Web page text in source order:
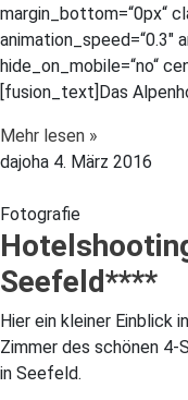
margin_bottom=“0px“
animation_speed=“0.3″
hide_on_mobile=“no“
[fusion_text]Das
Mehr lesen »
dajoha 4. März 2016
Fotografie
Seefeld****
Hier ein kleiner Einblick
Zimmer des schönen
in Seefeld.